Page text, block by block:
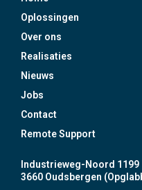
Oplossingen
Over ons
Realisaties
Nieuws
Jobs
Contact
Remote Support
Industrieweg-Noord 1199
3660 Oudsbergen